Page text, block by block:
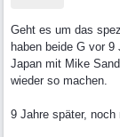
Geht es um das
haben beide G vor
Japan mit Mike
wieder so machen.
9 Jahre später, noch